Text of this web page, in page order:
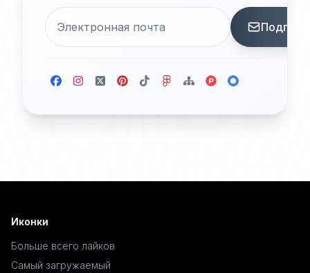
Иконки
Больше всего лайков
Самый загружаемый